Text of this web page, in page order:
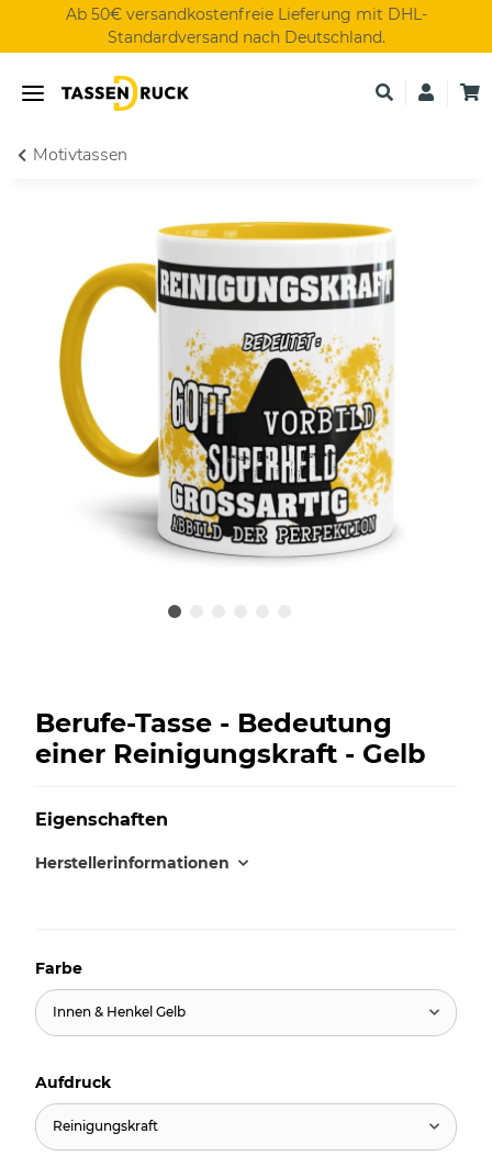
Ab 50€ versandkostenfreie Lieferung mit DHL-
Standardversand nach Deutschland.
Motivtassen
Berufe-Tasse - Bedeutung
einer Reinigungskraft - Gelb
Eigenschaften
Herstellerinformationen
Farbe
Innen & Henkel Gelb
Aufdruck
Reinigungskraft